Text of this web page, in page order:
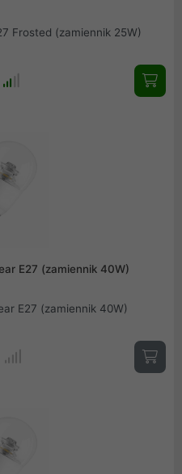
Frosted (zamiennik 25W)
E27 (zamiennik 40W)
E27 (zamiennik 40W)